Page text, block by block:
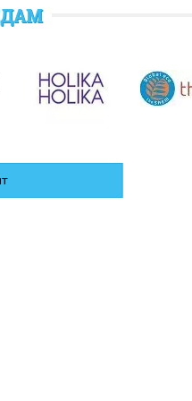
и фотографии в